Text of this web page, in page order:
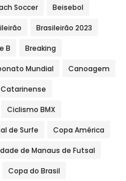
Soccer Beisebol
Brasileirão 2023
B Breaking
Mundial Canoagem
Catarinense
Ciclismo BMX
de Surfe Copa América
de Manaus de Futsal
Copa do Brasil